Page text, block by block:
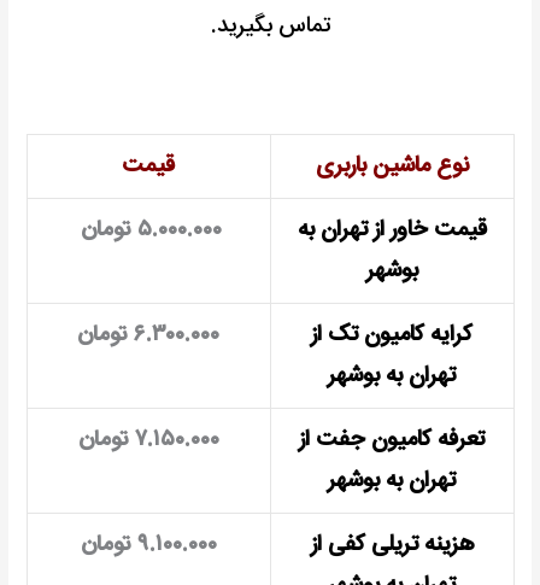
تماس بگیرید.
نوع ماشین باربری
قیمت
قیمت خاور از تهران به
بوشهر
۵.۰۰۰.۰۰۰ تومان
کرایه کامیون تک از
تهران به بوشهر
۶.۳۰۰.۰۰۰ تومان
تعرفه کامیون جفت از
تهران به بوشهر
۷.۱۵۰.۰۰۰ تومان
هزینه تریلی کفی از
۹.۱۰۰.۰۰۰ تومان